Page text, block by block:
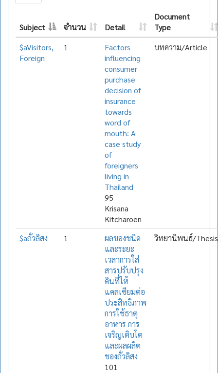
Subject จำนวน Detail
Document
Type
$aVisitors,
Foreign
1
Factors
influencing
consumer
purchase
decision of
insurance
towards
word of
mouth: A
case study
of
foreigners
living in
Thailand
95
Krisana
Kitcharoen
บทความ/Article
$aถั่วลิสง 1
ผลของชนิด
และระยะ
เวลาการใส่
สารปรับปรุง
ดินที่ให้
แคลเซียมต่อ
ประสิทธิภาพ
การใช้ธาตุ
อาหาร การ
เจริญเติบโต
และผลผลิต
ของถั่วลิสง
101
วิทยานิพนธ์/Thesis